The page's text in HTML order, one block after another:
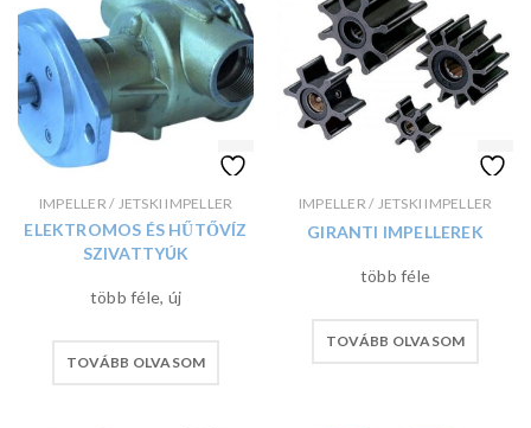
IMPELLER / JETSKI IMPELLER
ELEKTROMOS ÉS HŰTŐVÍZ
SZIVATTYÚK
több féle, új
TOVÁBB OLVASOM
IMPELLER / JETSKI IMPELLER
GIRANTI IMPELLEREK
több féle
TOVÁBB OLVASOM